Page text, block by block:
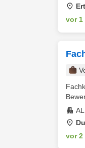
vor 1
vor 2